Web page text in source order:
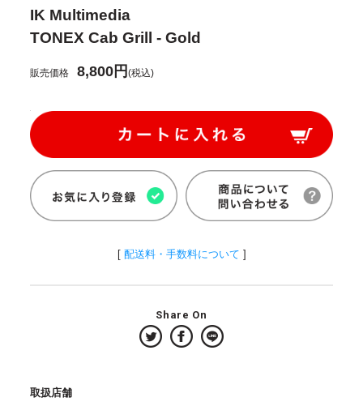
IK Multimedia
TONEX Cab Grill - Gold
販売価格 8,800円(税込)
[ 配送料・手数料について ]
Share On
取扱店舗